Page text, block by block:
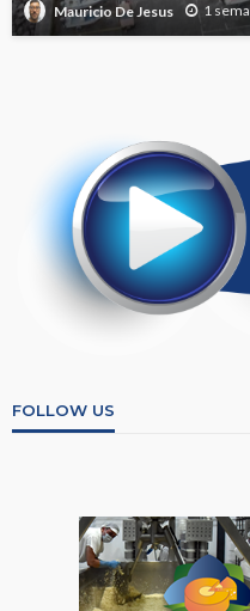
Mauricio De Jesus 1
FOLLOW US